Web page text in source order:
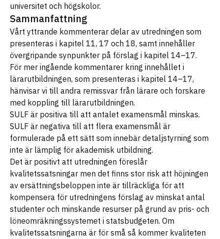
universitet och högskolor.
Sammanfattning
Vårt yttrande kommenterar delar av utredningen som
presenteras i kapitel 11, 17 och 18, samt innehåller
övergripande synpunkter på förslag i kapitel 14–17.
För mer ingående kommentarer kring innehållet i
lärarutbildningen, som presenteras i kapitel 14–17,
hänvisar vi till andra remissvar från lärare och forskare
med koppling till lärarutbildningen.
SULF är positiva till att antalet examensmål minskas.
SULF är negativa till att flera examensmål är
formulerade på ett sätt som innebär detaljstyrning som
inte är lämplig för akademisk utbildning.
Det är positivt att utredningen föreslår
kvalitetssatsningar men det finns stor risk att höjningen
av ersättningsbeloppen inte är tillräckliga för att
kompensera för utredningens förslag av minskat antal
studenter och minskande resurser på grund av pris- och
löneomräkningssystemet i statsbudgeten. Om
kvalitetssatsningarna är för små så kommer kvaliteten